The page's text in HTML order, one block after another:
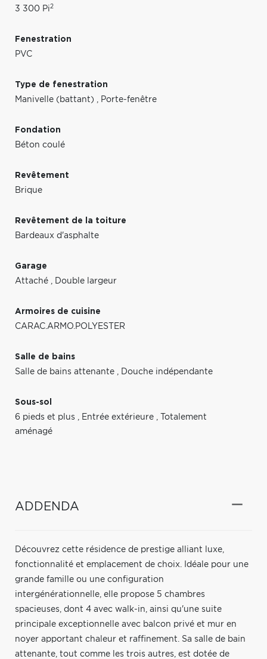
3 300 Pi2
Fenestration
PVC
Type de fenestration
Manivelle (battant) , Porte-fenêtre
Fondation
Béton coulé
Revêtement
Brique
Revêtement de la toiture
Bardeaux d'asphalte
Garage
Attaché , Double largeur
Armoires de cuisine
CARAC.ARMO.POLYESTER
Salle de bains
Salle de bains attenante , Douche indépendante
Sous-sol
6 pieds et plus , Entrée extérieure ,
Totalement
aménagé
ADDENDA
Découvrez cette résidence de prestige alliant luxe,
fonctionnalité et emplacement de choix. Idéale pour une
grande famille ou une configuration
intergénérationnelle, elle propose 5 chambres
spacieuses, dont 4 avec walk-in, ainsi qu'une suite
principale exceptionnelle avec balcon privé et mur en
noyer apportant chaleur et raffinement. Sa salle de bain
attenante, tout comme les trois autres, est dotée de